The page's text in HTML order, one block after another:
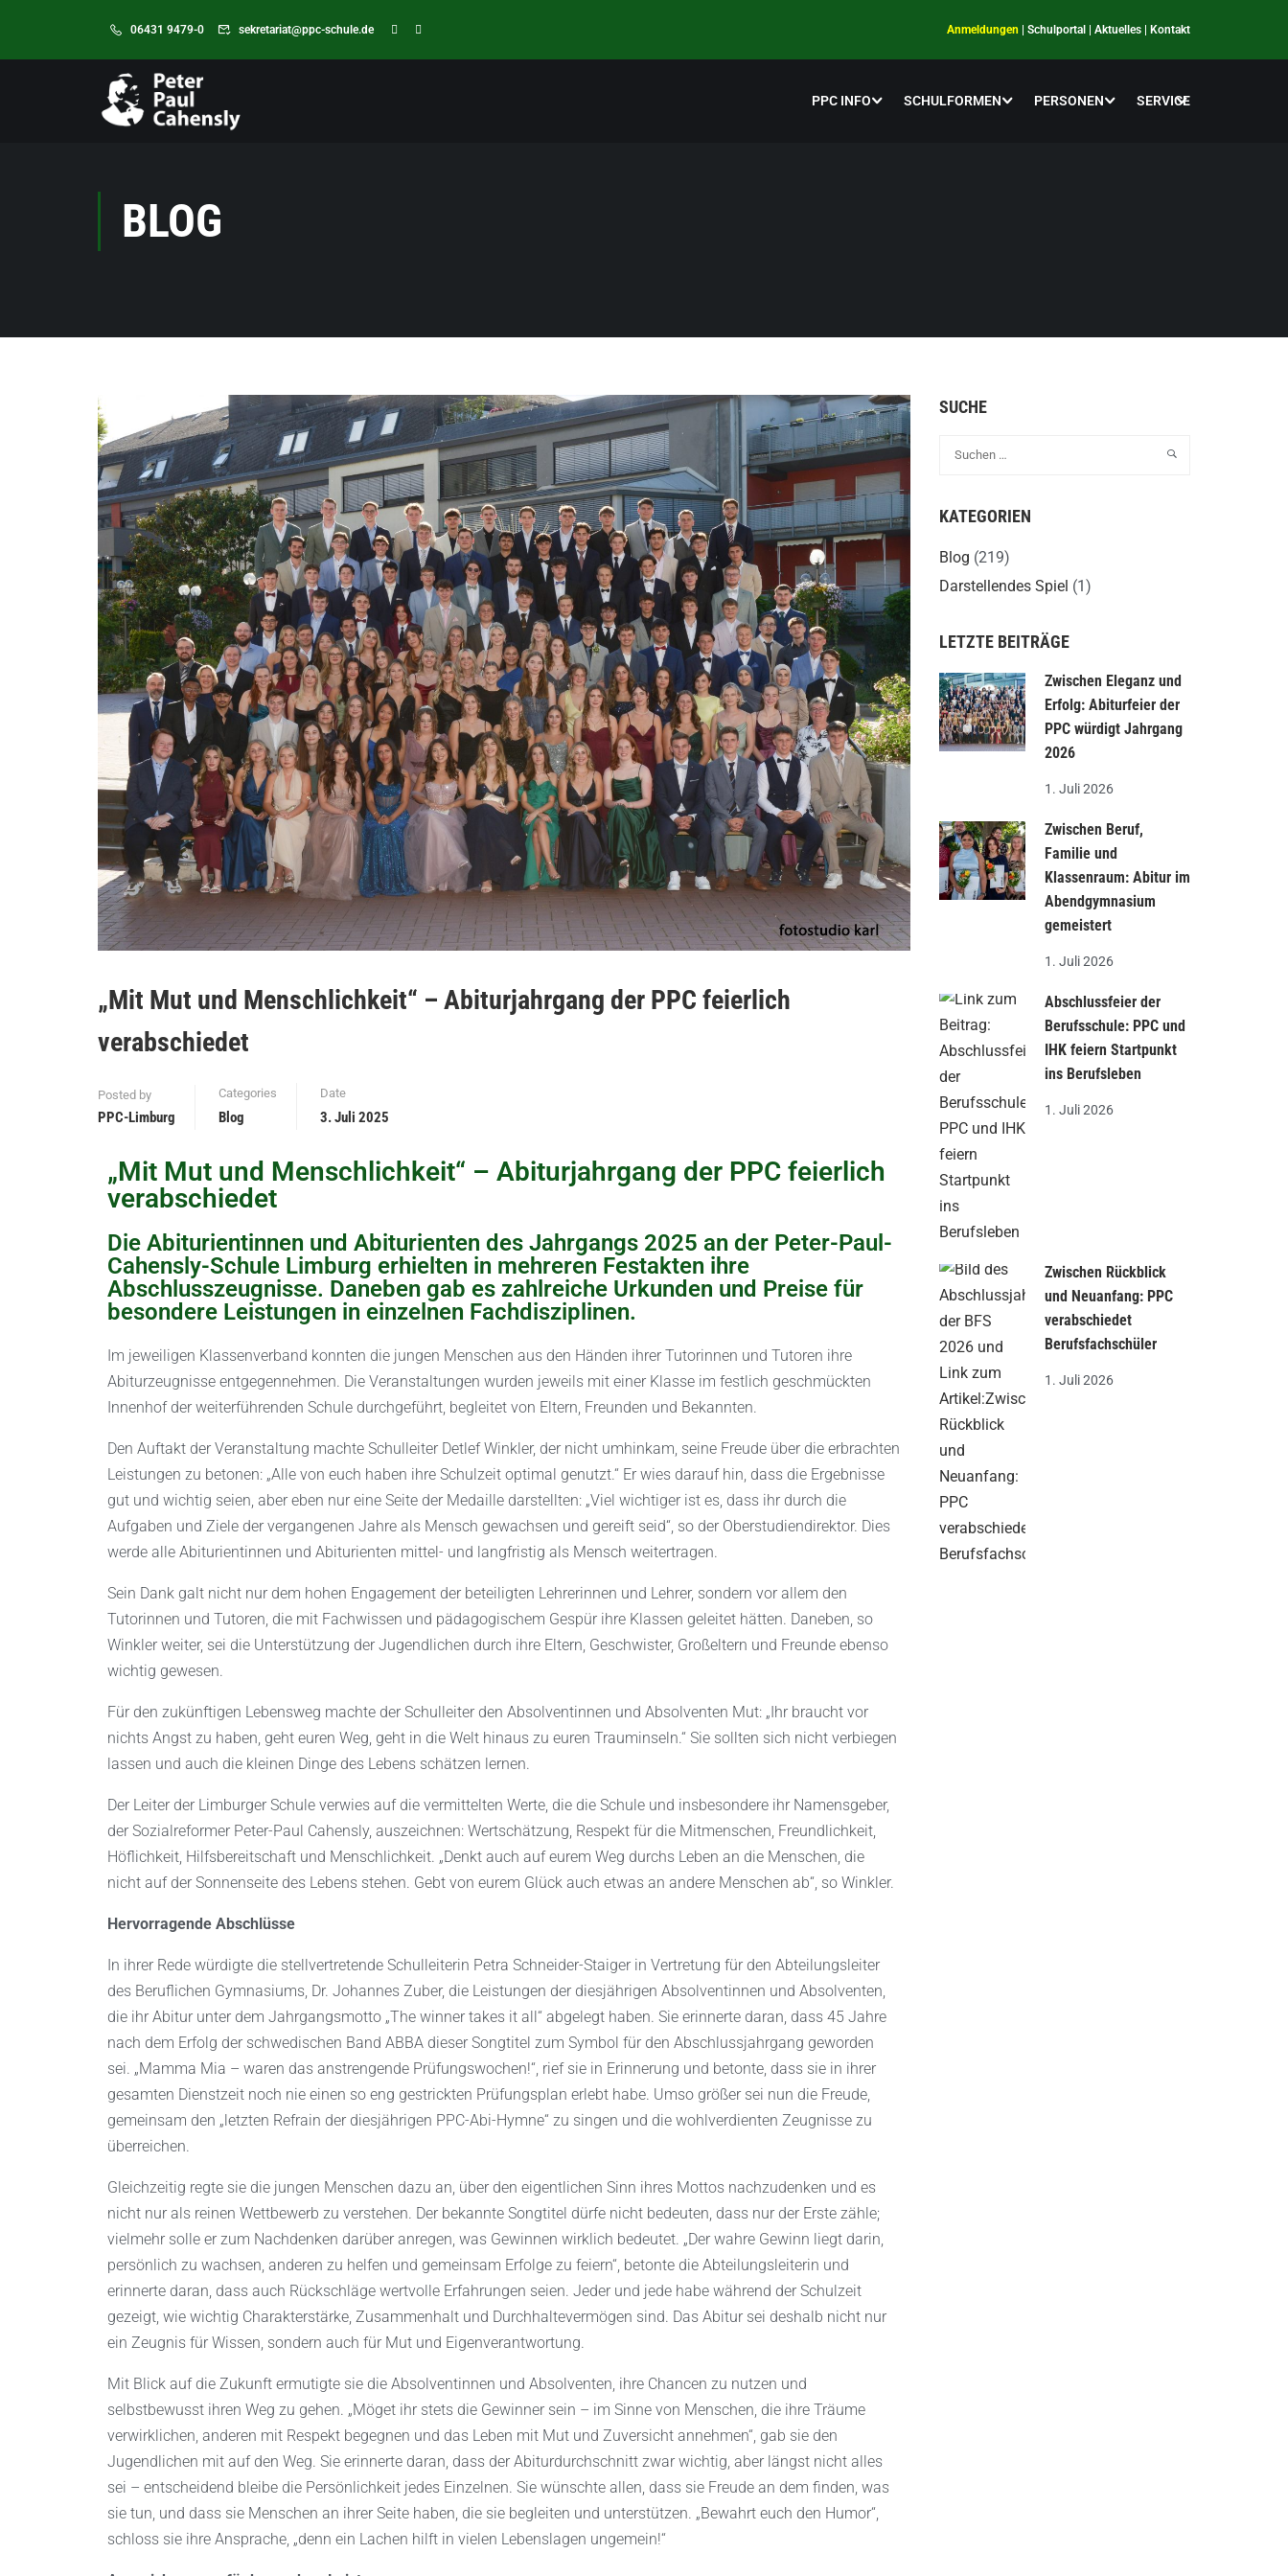
06431 9479-0 sekretariat@ppc-schule.de Anmeldungen Schulportal Aktuelles Kontakt
PPC INFO SCHULFORMEN PERSONEN SERVICE
BLOG
„Mit Mut und Menschlichkeit“ – Abiturjahrgang der PPC feierlich
verabschiedet
Posted by
PPC-Limburg
Categories
Blog
Date
3. Juli 2025
„Mit Mut und Menschlichkeit“ – Abiturjahrgang der PPC feierlich
verabschiedet
Die Abiturientinnen und Abiturienten des Jahrgangs 2025 an der Peter-Paul-
Cahensly-Schule Limburg erhielten in mehreren Festakten ihre
Abschlusszeugnisse. Daneben gab es zahlreiche Urkunden und Preise für
besondere Leistungen in einzelnen Fachdisziplinen.
Im jeweiligen Klassenverband konnten die jungen Menschen aus den Händen ihrer Tutorinnen und Tutoren ihre
Abiturzeugnisse entgegennehmen. Die Veranstaltungen wurden jeweils mit einer Klasse im festlich geschmückten
Innenhof der weiterführenden Schule durchgeführt, begleitet von Eltern, Freunden und Bekannten.
Den Auftakt der Veranstaltung machte Schulleiter Detlef Winkler, der nicht umhinkam, seine Freude über die erbrachten
Leistungen zu betonen: „Alle von euch haben ihre Schulzeit optimal genutzt.“ Er wies darauf hin, dass die Ergebnisse
gut und wichtig seien, aber eben nur eine Seite der Medaille darstellten: „Viel wichtiger ist es, dass ihr durch die
Aufgaben und Ziele der vergangenen Jahre als Mensch gewachsen und gereift seid“, so der Oberstudiendirektor. Dies
werde alle Abiturientinnen und Abiturienten mittel- und langfristig als Mensch weitertragen.
Sein Dank galt nicht nur dem hohen Engagement der beteiligten Lehrerinnen und Lehrer, sondern vor allem den
Tutorinnen und Tutoren, die mit Fachwissen und pädagogischem Gespür ihre Klassen geleitet hätten. Daneben, so
Winkler weiter, sei die Unterstützung der Jugendlichen durch ihre Eltern, Geschwister, Großeltern und Freunde ebenso
wichtig gewesen.
Für den zukünftigen Lebensweg machte der Schulleiter den Absolventinnen und Absolventen Mut: „Ihr braucht vor
nichts Angst zu haben, geht euren Weg, geht in die Welt hinaus zu euren Trauminseln.“ Sie sollten sich nicht verbiegen
lassen und auch die kleinen Dinge des Lebens schätzen lernen.
Der Leiter der Limburger Schule verwies auf die vermittelten Werte, die die Schule und insbesondere ihr Namensgeber,
der Sozialreformer Peter-Paul Cahensly, auszeichnen: Wertschätzung, Respekt für die Mitmenschen, Freundlichkeit,
Höflichkeit, Hilfsbereitschaft und Menschlichkeit. „Denkt auch auf eurem Weg durchs Leben an die Menschen, die
nicht auf der Sonnenseite des Lebens stehen. Gebt von eurem Glück auch etwas an andere Menschen ab“, so Winkler.
Hervorragende Abschlüsse
In ihrer Rede würdigte die stellvertretende Schulleiterin Petra Schneider-Staiger in Vertretung für den Abteilungsleiter
des Beruflichen Gymnasiums, Dr. Johannes Zuber, die Leistungen der diesjährigen Absolventinnen und Absolventen,
die ihr Abitur unter dem Jahrgangsmotto „The winner takes it all“ abgelegt haben. Sie erinnerte daran, dass 45 Jahre
nach dem Erfolg der schwedischen Band ABBA dieser Songtitel zum Symbol für den Abschlussjahrgang geworden
sei. „Mamma Mia – waren das anstrengende Prüfungswochen!“, rief sie in Erinnerung und betonte, dass sie in ihrer
gesamten Dienstzeit noch nie einen so eng gestrickten Prüfungsplan erlebt habe. Umso größer sei nun die Freude,
gemeinsam den „letzten Refrain der diesjährigen PPC-Abi-Hymne“ zu singen und die wohlverdienten Zeugnisse zu
überreichen.
Gleichzeitig regte sie die jungen Menschen dazu an, über den eigentlichen Sinn ihres Mottos nachzudenken und es
nicht nur als reinen Wettbewerb zu verstehen. Der bekannte Songtitel dürfe nicht bedeuten, dass nur der Erste zähle;
vielmehr solle er zum Nachdenken darüber anregen, was Gewinnen wirklich bedeutet. „Der wahre Gewinn liegt darin,
persönlich zu wachsen, anderen zu helfen und gemeinsam Erfolge zu feiern“, betonte die Abteilungsleiterin und
erinnerte daran, dass auch Rückschläge wertvolle Erfahrungen seien. Jeder und jede habe während der Schulzeit
gezeigt, wie wichtig Charakterstärke, Zusammenhalt und Durchhaltevermögen sind. Das Abitur sei deshalb nicht nur
ein Zeugnis für Wissen, sondern auch für Mut und Eigenverantwortung.
Mit Blick auf die Zukunft ermutigte sie die Absolventinnen und Absolventen, ihre Chancen zu nutzen und
selbstbewusst ihren Weg zu gehen. „Möget ihr stets die Gewinner sein – im Sinne von Menschen, die ihre Träume
verwirklichen, anderen mit Respekt begegnen und das Leben mit Mut und Zuversicht annehmen“, gab sie den
Jugendlichen mit auf den Weg. Sie erinnerte daran, dass der Abiturdurchschnitt zwar wichtig, aber längst nicht alles
sei – entscheidend bleibe die Persönlichkeit jedes Einzelnen. Sie wünschte allen, dass sie Freude an dem finden, was
sie tun, und dass sie Menschen an ihrer Seite haben, die sie begleiten und unterstützen. „Bewahrt euch den Humor“,
schloss sie ihre Ansprache, „denn ein Lachen hilft in vielen Lebenslagen ungemein!“
SUCHE
KATEGORIEN
Blog (219)
Darstellendes Spiel (1)
LETZTE BEITRÄGE
Zwischen Eleganz und
Erfolg: Abiturfeier der
PPC würdigt Jahrgang
2026
1. Juli 2026
Zwischen Beruf,
Familie und
Klassenraum: Abitur im
Abendgymnasium
gemeistert
1. Juli 2026
Abschlussfeier der
Berufsschule: PPC und
IHK feiern Startpunkt
ins Berufsleben
1. Juli 2026
Zwischen Rückblick
und Neuanfang: PPC
verabschiedet
Berufsfachschüler
1. Juli 2026